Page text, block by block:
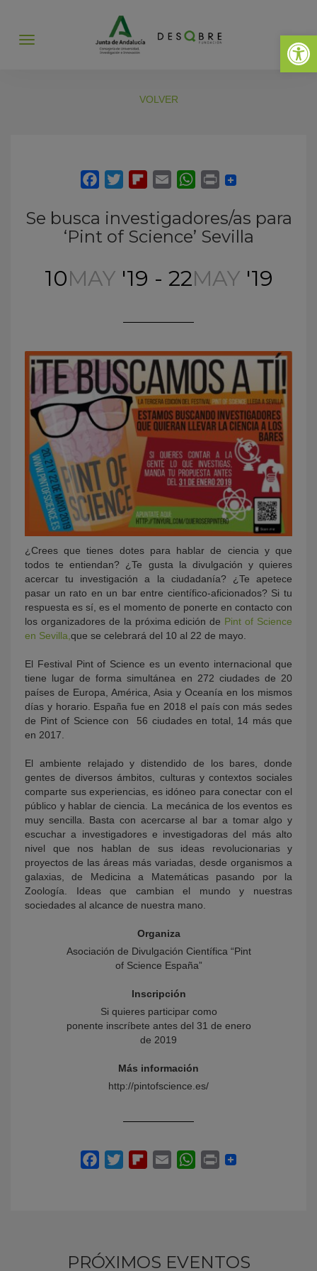
Abrir
Abrir
VOLVER
Se busca investigadores/as para
‘Pint of Science’ Sevilla
10MAY '19 - 22MAY '19
¿Crees que tienes dotes para hablar de ciencia y que
todos te entiendan? ¿Te gusta la divulgación y quieres
acercar tu investigación a la ciudadanía? ¿Te apetece
pasar un rato en un bar entre científico-aficionados? Si tu
respuesta es sí, es el momento de ponerte en contacto con
los organizadores de la próxima edición de Pint of Science
en Sevilla, que se celebrará del 10 al 22 de mayo.
El Festival Pint of Science es un evento internacional que
tiene lugar de forma simultánea en 272 ciudades de 20
países de Europa, América, Asia y Oceanía en los mismos
días y horario. España fue en 2018 el país con más sedes
de Pint of Science con 56 ciudades en total, 14 más que
en 2017.
El ambiente relajado y distendido de los bares, donde
gentes de diversos ámbitos, culturas y contextos sociales
comparte sus experiencias, es idóneo para conectar con el
público y hablar de ciencia. La mecánica de los eventos es
muy sencilla. Basta con acercarse al bar a tomar algo y
escuchar a investigadores e investigadoras del más alto
nivel que nos hablan de sus ideas revolucionarias y
proyectos de las áreas más variadas, desde organismos a
galaxias, de Medicina a Matemáticas pasando por la
Zoología. Ideas que cambian el mundo y nuestras
sociedades al alcance de nuestra mano.
Organiza
Asociación de Divulgación Científica “Pint
of Science España”
Inscripción
Si quieres participar como
ponente inscríbete antes del 31 de enero
de 2019
Más información
http://pintofscience.es/
PRÓXIMOS EVENTOS